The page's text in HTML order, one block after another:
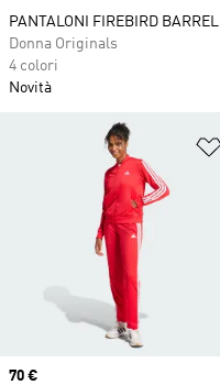
PANTALONI FIREBIRD BARREL
Donna Originals
4 colori
Novità
Price
70 €